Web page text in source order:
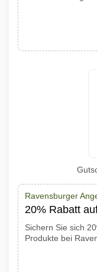
Ravensburger
20% Rabatt
Sichern Sie sich
Produkte bei